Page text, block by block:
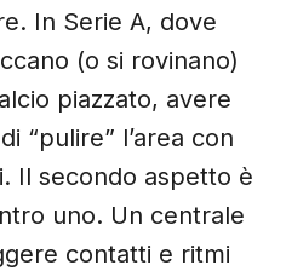
In Serie A, dove
(o si rovinano)
piazzato, avere
“pulire” l’area con
Il secondo aspetto è
uno. Un centrale
contatti e ritmi